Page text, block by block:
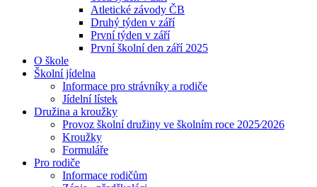
Atletické závody ČB
Druhý týden v září
První týden v září
První školní den září 2025
O škole
Školní jídelna
Informace pro strávníky a rodiče
Jídelní lístek
Družina a kroužky
Provoz školní družiny ve školním roce 2025⁄2026
Kroužky
Formuláře
Pro rodiče
Informace rodičům